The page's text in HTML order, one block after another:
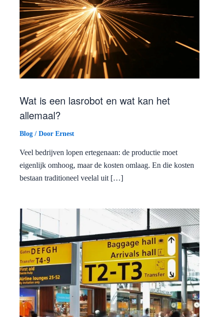
Wat is een lasrobot en wat kan het
allemaal?
Blog / Door Ernest
Veel bedrijven lopen ertegenaan: de productie moet
eigenlijk omhoog, maar de kosten omlaag. En die kosten
bestaan traditioneel veelal uit […]